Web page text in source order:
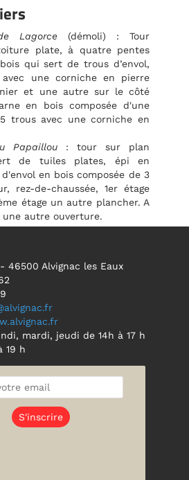
46500 Alvignac les Eaux
mardi, jeudi de 14h à 17 h
19 h
Lagorce (démoli) : Tour
plate, à quatre pentes
qui sert de trous d’envol,
une corniche en pierre
et une autre sur le côté
en bois composée d'une
trous avec une corniche en
Papaillou : tour sur plan
de tuiles plates, épi en
en bois composée de 3
rez-de-chaussée, 1er étage
étage un autre plancher. A
autre ouverture.